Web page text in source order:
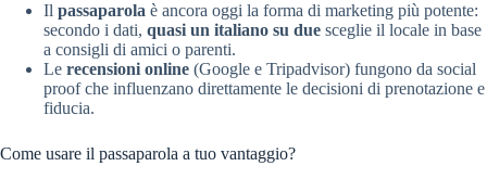
Il passaparola è ancora oggi la forma di marketing più potente:
secondo i dati, quasi un italiano su due sceglie il locale in base
a consigli di amici o parenti.
Le recensioni online (Google e Tripadvisor) fungono da social
proof che influenzano direttamente le decisioni di prenotazione e
fiducia.
Come usare il passaparola a tuo vantaggio?